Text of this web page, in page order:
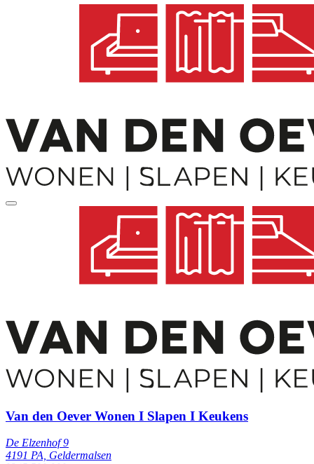
Van den Oever Wonen I Slapen I Keukens
De Elzenhof 9
4191 PA, Geldermalsen